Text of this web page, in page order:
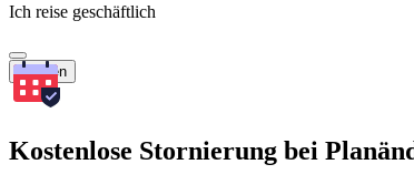
Ich reise geschäftlich
Suchen
Kostenlose Stornierung bei